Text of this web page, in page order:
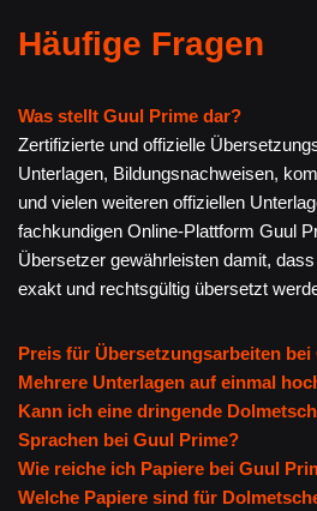
Häufige Fragen
Was stellt Guul Prime dar?
Zertifizierte und offizielle
Unterlagen, Bildungsnachweisen,
und vielen weiteren offiziellen
fachkundigen Online-Plattform Guul
Übersetzer gewährleisten damit,
exakt und rechtsgültig übersetzt
Preis für Übersetzungsarbeiten bei
Mehrere Unterlagen auf einmal
Kann ich eine dringende
Sprachen bei Guul Prime?
Wie reiche ich Papiere bei Guul
Welche Papiere sind für